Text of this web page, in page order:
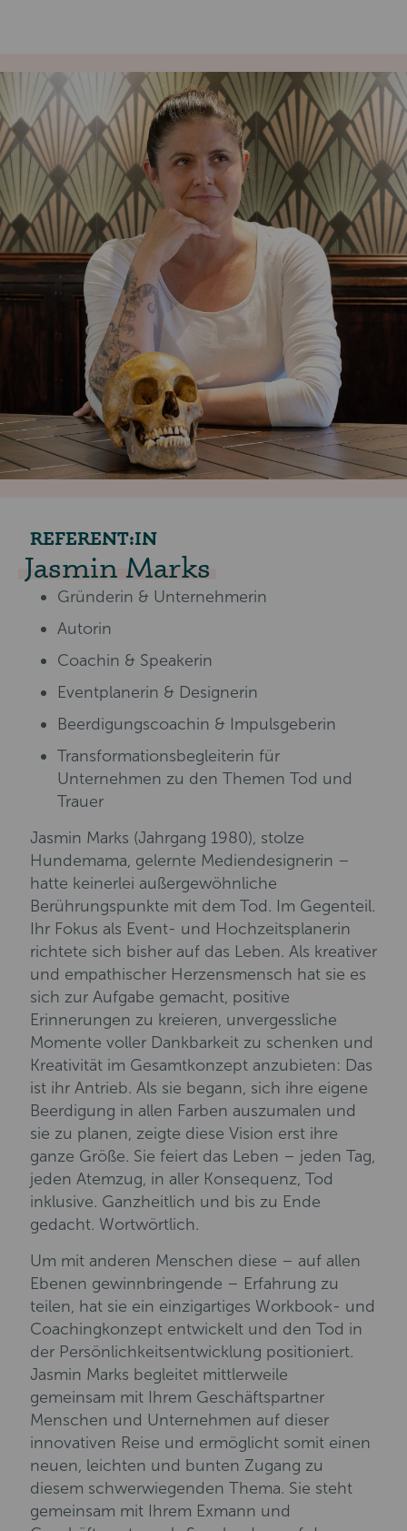
REFERENT:IN
Jasmin Marks
Gründerin & Unternehmerin
Autorin
Coachin & Speakerin
Eventplanerin & Designerin
Beerdigungscoachin & Impulsgeberin
Transformationsbegleiterin für
Unternehmen zu den Themen Tod und
Trauer
Jasmin Marks (Jahrgang 1980), stolze
Hundemama, gelernte Mediendesignerin –
hatte keinerlei außergewöhnliche
Berührungspunkte mit dem Tod. Im Gegenteil.
Ihr Fokus als Event- und Hochzeitsplanerin
richtete sich bisher auf das Leben. Als kreativer
und empathischer Herzensmensch hat sie es
sich zur Aufgabe gemacht, positive
Erinnerungen zu kreieren, unvergessliche
Momente voller Dankbarkeit zu schenken und
Kreativität im Gesamtkonzept anzubieten: Das
ist ihr Antrieb. Als sie begann, sich ihre eigene
Beerdigung in allen Farben auszumalen und
sie zu planen, zeigte diese Vision erst ihre
ganze Größe. Sie feiert das Leben – jeden Tag,
jeden Atemzug, in aller Konsequenz, Tod
inklusive. Ganzheitlich und bis zu Ende
gedacht. Wortwörtlich.
Um mit anderen Menschen diese – auf allen
Ebenen gewinnbringende – Erfahrung zu
teilen, hat sie ein einzigartiges Workbook- und
Coachingkonzept entwickelt und den Tod in
der Persönlichkeitsentwicklung positioniert.
Jasmin Marks begleitet mittlerweile
gemeinsam mit Ihrem Geschäftspartner
Menschen und Unternehmen auf dieser
innovativen Reise und ermöglicht somit einen
neuen, leichten und bunten Zugang zu
diesem schwerwiegenden Thema. Sie steht
gemeinsam mit Ihrem Exmann und